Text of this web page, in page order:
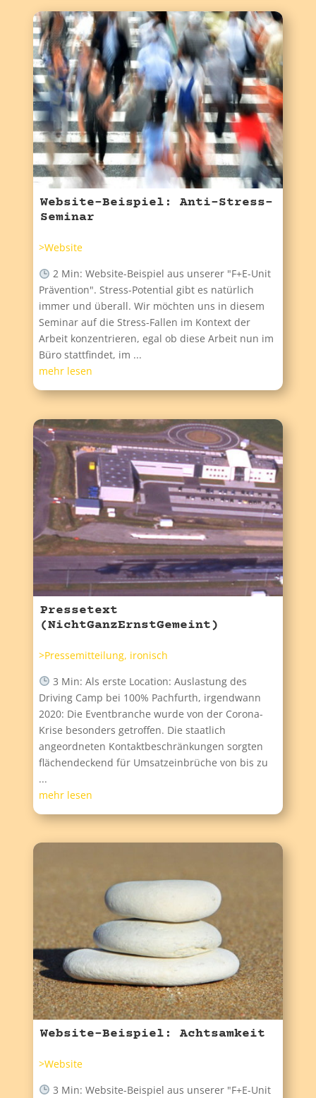
Website-Beispiel: Anti-Stress-
Seminar
>Website
2 Min: Website-Beispiel aus unserer "F+E-Unit
Prävention". Stress-Potential gibt es natürlich
immer und überall. Wir möchten uns in diesem
Seminar auf die Stress-Fallen im Kontext der
Arbeit konzentrieren, egal ob diese Arbeit nun im
Büro stattfindet, im ...
mehr lesen
Pressetext
(NichtGanzErnstGemeint)
>Pressemitteilung, ironisch
3 Min: Als erste Location: Auslastung des
Driving Camp bei 100% Pachfurth, irgendwann
2020: Die Eventbranche wurde von der Corona-
Krise besonders getroffen. Die staatlich
angeordneten Kontaktbeschränkungen sorgten
flächendeckend für Umsatzeinbrüche von bis zu
...
mehr lesen
Website-Beispiel: Achtsamkeit
>Website
3 Min: Website-Beispiel aus unserer "F+E-Unit